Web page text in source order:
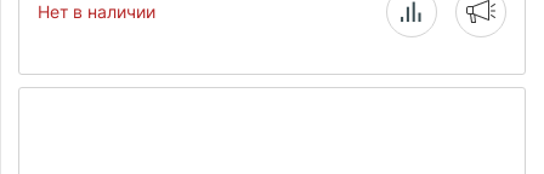
Нет в наличии